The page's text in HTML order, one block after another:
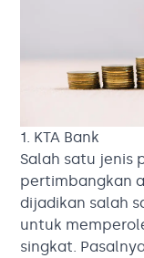
1. KTA Bank
Salah satu jenis
pertimbangkan
dijadikan salah
untuk
singkat.